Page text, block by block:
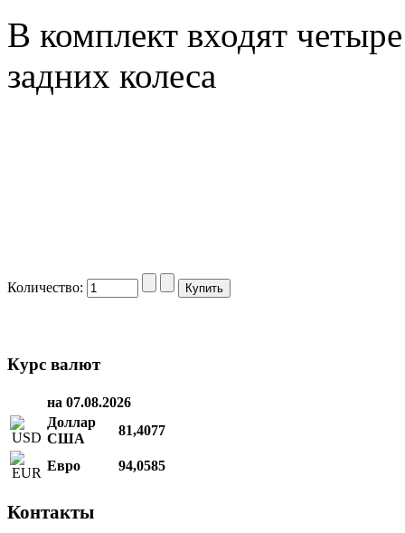
В комплект входят
задних колеса
Количество:
Курс валют
на 07.08.2026
Доллар
США
81,4077
Евро 94,0585
Контакты